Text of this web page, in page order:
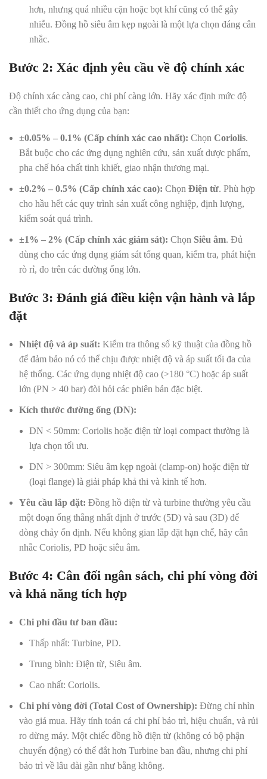
hơn, nhưng quá nhiều cặn hoặc bọt khí cũng có thể gây
nhiễu. Đồng hồ siêu âm kẹp ngoài là một lựa chọn đáng cân
nhắc.
Bước 2: Xác định yêu cầu về độ chính xác
Độ chính xác càng cao, chi phí càng lớn. Hãy xác định mức độ
cần thiết cho ứng dụng của bạn:
±0.05% – 0.1% (Cấp chính xác cao nhất): Chọn Coriolis.
Bắt buộc cho các ứng dụng nghiên cứu, sản xuất dược phẩm,
pha chế hóa chất tinh khiết, giao nhận thương mại.
±0.2% – 0.5% (Cấp chính xác cao): Chọn Điện từ. Phù hợp
cho hầu hết các quy trình sản xuất công nghiệp, định lượng,
kiểm soát quá trình.
±1% – 2% (Cấp chính xác giám sát): Chọn Siêu âm. Đủ
dùng cho các ứng dụng giám sát tổng quan, kiểm tra, phát hiện
rò rỉ, đo trên các đường ống lớn.
Bước 3: Đánh giá điều kiện vận hành và lắp
đặt
Nhiệt độ và áp suất: Kiểm tra thông số kỹ thuật của đồng hồ
để đảm bảo nó có thể chịu được nhiệt độ và áp suất tối đa của
hệ thống. Các ứng dụng nhiệt độ cao (>180 °C) hoặc áp suất
lớn (PN > 40 bar) đòi hỏi các phiên bản đặc biệt.
Kích thước đường ống (DN):
DN < 50mm: Coriolis hoặc điện từ loại compact thường là
lựa chọn tối ưu.
DN > 300mm: Siêu âm kẹp ngoài (clamp-on) hoặc điện từ
(loại flange) là giải pháp khả thi và kinh tế hơn.
Yêu cầu lắp đặt: Đồng hồ điện từ và turbine thường yêu cầu
một đoạn ống thẳng nhất định ở trước (5D) và sau (3D) để
dòng chảy ổn định. Nếu không gian lắp đặt hạn chế, hãy cân
nhắc Coriolis, PD hoặc siêu âm.
Bước 4: Cân đối ngân sách, chi phí vòng đời
và khả năng tích hợp
Chi phí đầu tư ban đầu:
Thấp nhất: Turbine, PD.
Trung bình: Điện từ, Siêu âm.
Cao nhất: Coriolis.
Chi phí vòng đời (Total Cost of Ownership): Đừng chỉ nhìn
vào giá mua. Hãy tính toán cả chi phí bảo trì, hiệu chuẩn, và rủi
ro dừng máy. Một chiếc đồng hồ điện từ (không có bộ phận
chuyển động) có thể đắt hơn Turbine ban đầu, nhưng chi phí
bảo trì về lâu dài gần như bằng không.